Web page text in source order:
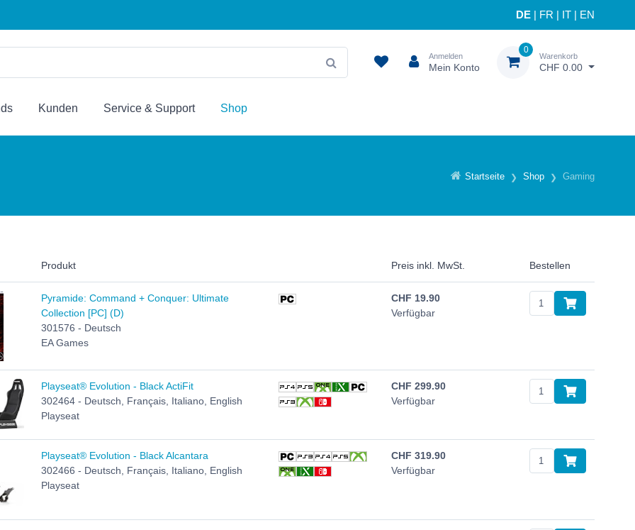
DE FR IT EN
Anmelden
Mein Konto
0
Warenkorb
CHF 0.00
Kunden Service & Support Shop
Startseite Shop Gaming
Produkt Preis inkl. MwSt. Bestellen
Pyramide: Command + Conquer: Ultimate
Collection [PC] (D)
301576 - Deutsch
EA Games
CHF 19.90
Verfügbar
Playseat® Evolution - Black ActiFit
302464 - Deutsch, Français, Italiano, English
Playseat
CHF 299.90
Verfügbar
Playseat® Evolution - Black Alcantara
302466 - Deutsch, Français, Italiano, English
Playseat
CHF 319.90
Verfügbar